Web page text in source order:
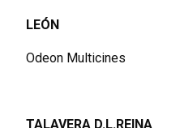
LEÓN
Odeon Multicines
TALAVERA D.L.REINA